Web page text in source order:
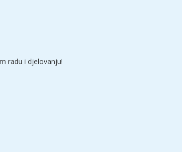
radu i djelovanju!